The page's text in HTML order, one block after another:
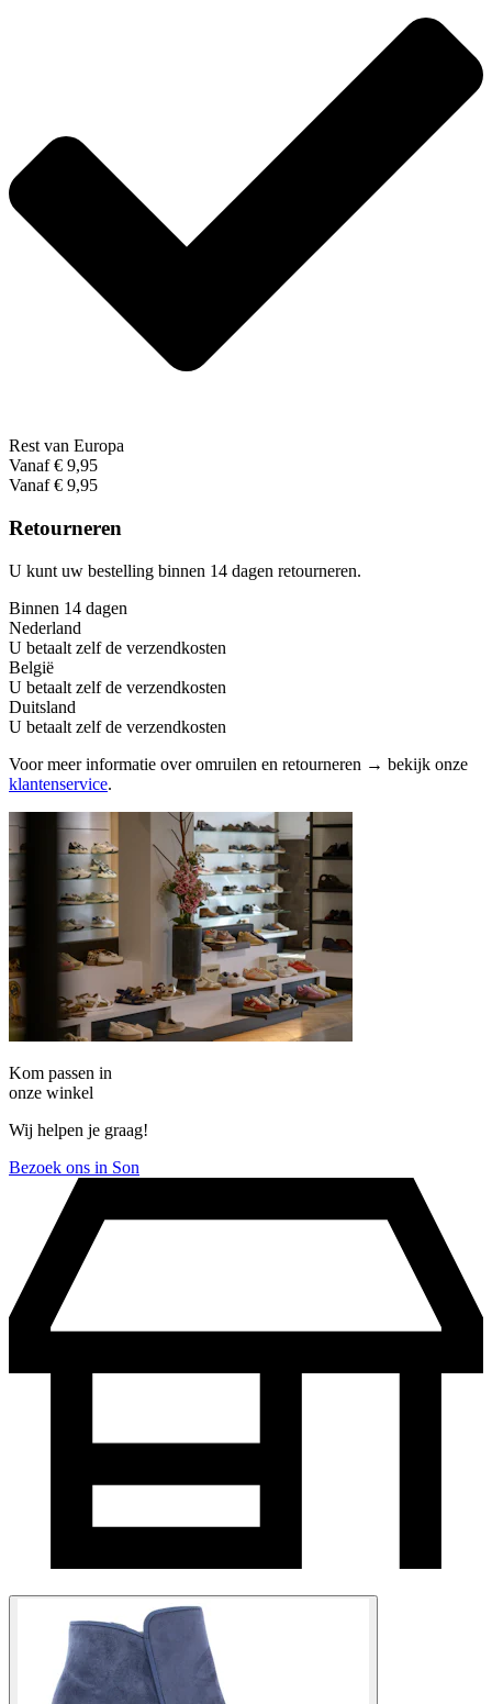
Rest van Europa
Vanaf € 9,95
Vanaf € 9,95
Retourneren
U kunt uw bestelling binnen 14 dagen retourneren.
Binnen 14 dagen
Nederland
U betaalt zelf de verzendkosten
België
U betaalt zelf de verzendkosten
Duitsland
U betaalt zelf de verzendkosten
Voor meer informatie over omruilen en retourneren → bekijk onze
klantenservice.
Kom passen in
onze winkel
Wij helpen je graag!
Bezoek ons in Son